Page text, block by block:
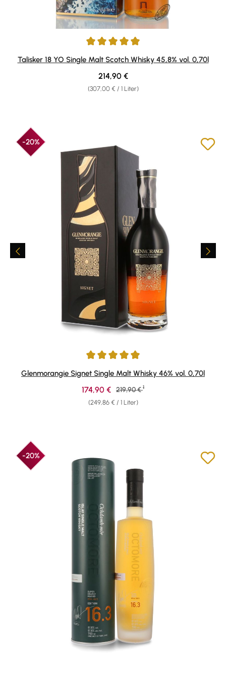
Durchschnittliche Bewertung von 4.95 von 5 Sternen
Talisker 18 YO Single Malt Scotch Whisky 45,8% vol. 0,70l
(307,00 € / 1 Liter)
Regulärer Preis:
214,90 €
-20%
Durchschnittliche Bewertung von 4.98 von 5 Sternen
Glenmorangie Signet Single Malt Whisky 46% vol. 0,70l
(249,86 € / 1 Liter)
Verkaufspreis:
174,90 € Regulärer Preis:
219,90 € 1
-20%